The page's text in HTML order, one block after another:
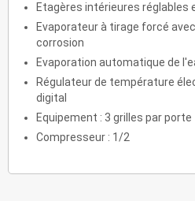
Etagères intérieures réglables
Evaporateur à tirage forcé
corrosion
Evaporation automatique de
Régulateur de température
digital
Equipement : 3 grilles par porte
Compresseur : 1/2